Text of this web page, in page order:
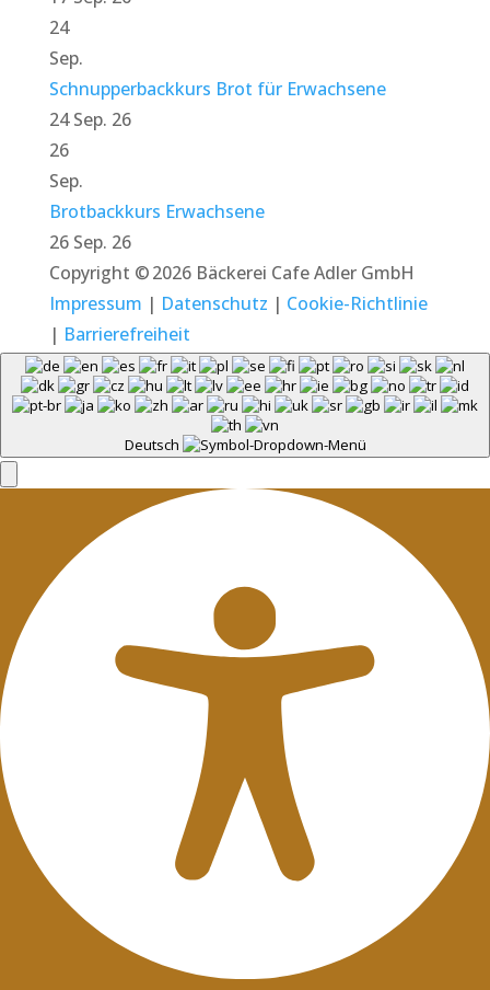
24
Sep.
Schnupperbackkurs Brot für Erwachsene
24 Sep. 26
26
Sep.
Brotbackkurs Erwachsene
26 Sep. 26
Copyright © 2026 Bäckerei Cafe Adler GmbH
Impressum | Datenschutz | Cookie-Richtlinie
| Barrierefreiheit
Deutsch